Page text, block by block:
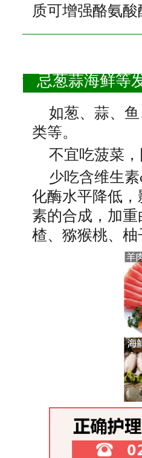
质可增强酪氨
忌葱蒜海鲜等
如葱、蒜、
类等。
不宜吃菠菜
少吃含维生
化酶水平降低
素的合成，加
楂、猕猴桃、柚